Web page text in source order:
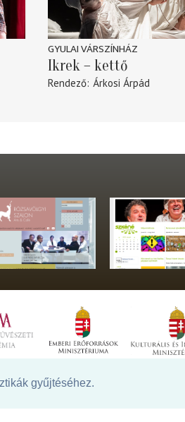
gyűjtéséhez.
GYULAI VÁRSZÍNHÁZ
Ikrek – kettő
Rendező Árkosi Árpád